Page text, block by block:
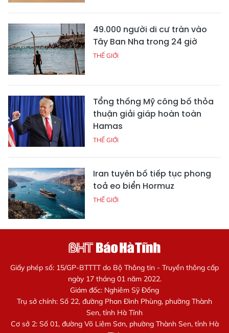
49.000 người di cư tràn vào
Tây Ban Nha trong 24 giờ
THẾ GIỚI
Tổng thống Mỹ công bố thỏa
thuận giải giáp hoàn toàn
Hamas
THẾ GIỚI
Iran tuyên bố tiếp tục phong
toả eo biển Hormuz
THẾ GIỚI
Giấy phép số: 15/GP-BTTTT do Bộ Thông tin - Truyền thông cấp
ngày 17 tháng 01 năm 2022.
Giám đốc: Nghiêm Sỹ Đống
Trụ sở chính: Số 22, đường Phan Đình Phùng, phường Thành
Sen, tỉnh Hà Tĩnh
Cơ sở 2: Số 01, đường Võ Liêm Sơn, phường Thành Sen, tỉnh Hà